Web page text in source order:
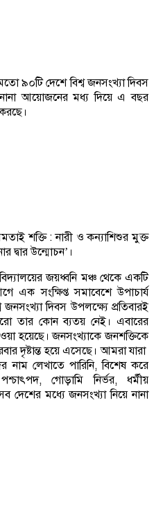
৯০টি দেশে বিশ্ব জনসংখ্যা দিবস
নানা আয়োজনের মধ্য দিয়ে এ বছর
শক্তি : নারী ও কন্যাশিশুর মুক্ত
দ্বার উন্মোচন’।
জয়ধ্বনি মঞ্চ থেকে একটি
এক সংক্ষিপ্ত সমাবেশে উপাচার্য
দিবস উপলক্ষ্যে প্রতিবারই
তার কোন ব্যতয় নেই। এবারের
হয়েছে। জনসংখ্যাকে জনশক্তিকে
দৃষ্টান্ত হয়ে এসেছে। আমরা যারা
নাম লেখাতে পারিনি, বিশেষ করে
গোড়ামি নির্ভর, ধর্মীয়
মধ্যে জনসংখ্যা নিয়ে নানা